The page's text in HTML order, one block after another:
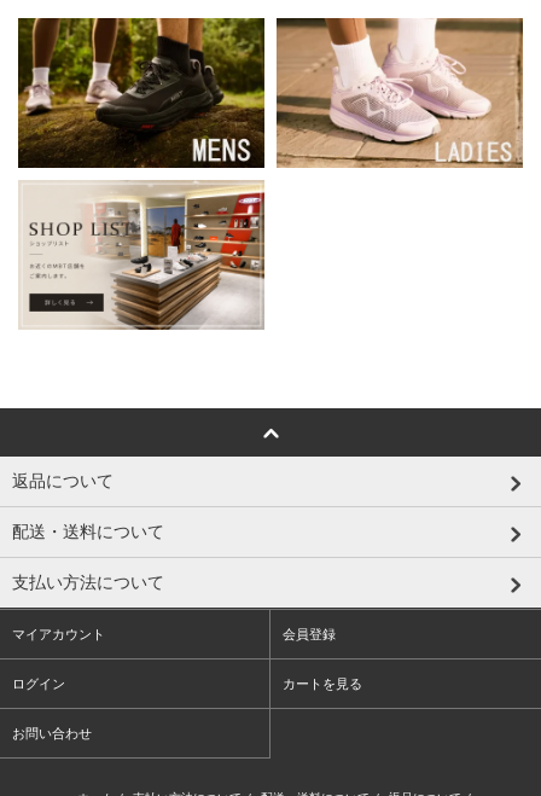
返品について
配送・送料について
支払い方法について
マイアカウント 会員登録
ログイン カートを見る
お問い合わせ